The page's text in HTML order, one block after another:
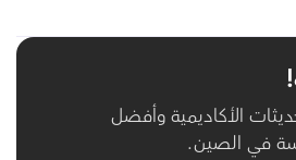
الأكاديمية وأفضل
في الصين.